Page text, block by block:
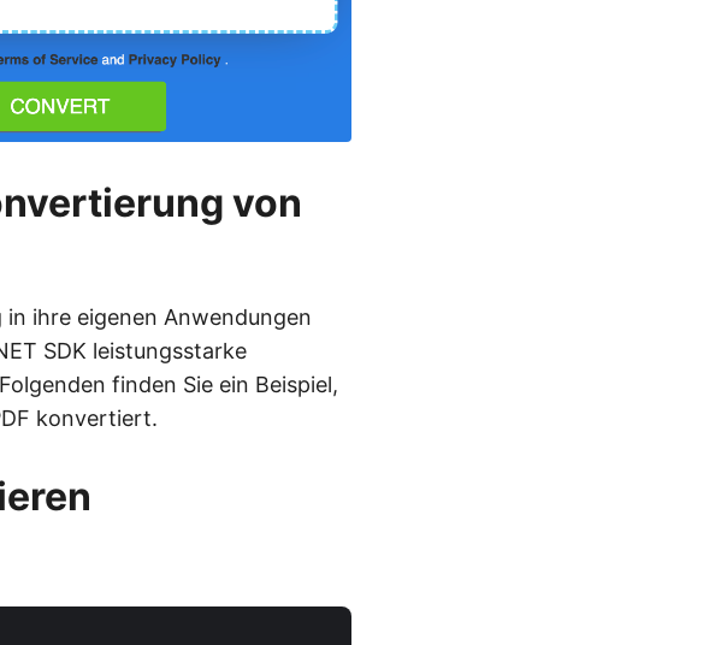
von
ihre eigenen Anwendungen
SDK leistungsstarke
finden Sie ein Beispiel,
konvertiert.